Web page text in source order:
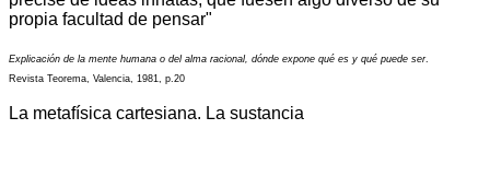
propia facultad de pensar"
Explicación de la mente humana o del alma racional, dónde expone qué es y qué puede ser.
Revista Teorema, Valencia, 1981, p.20
La metafísica cartesiana. La sustancia